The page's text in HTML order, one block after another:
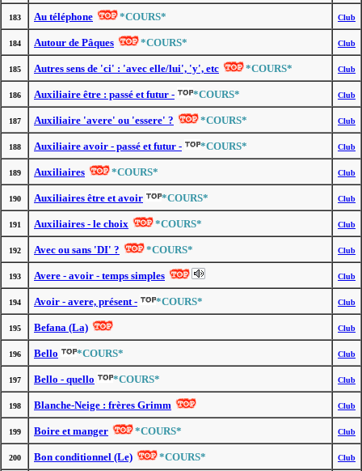
183 Au téléphone *COURS* Club
184 Autour de Pâques *COURS* Club
185 Autres sens de 'ci' : 'avec elle/lui', 'y', etc *COURS* Club
186 Auxiliaire être : passé et futur - *COURS* Club
187 Auxiliaire 'avere' ou 'essere' ? *COURS* Club
188 Auxiliaire avoir - passé et futur - *COURS* Club
189 Auxiliaires *COURS* Club
190 Auxiliaires être et avoir *COURS* Club
191 Auxiliaires - le choix *COURS* Club
192 Avec ou sans 'DI' ? *COURS* Club
193 Avere - avoir - temps simples Club
194 Avoir - avere, présent - *COURS* Club
195 Befana (La) Club
196 Bello *COURS* Club
197 Bello - quello *COURS* Club
198 Blanche-Neige : frères Grimm Club
199 Boire et manger *COURS* Club
200 Bon conditionnel (Le) *COURS* Club